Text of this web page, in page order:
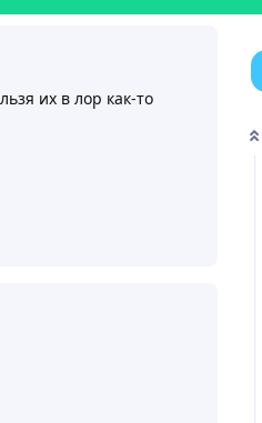
их в лор как-то